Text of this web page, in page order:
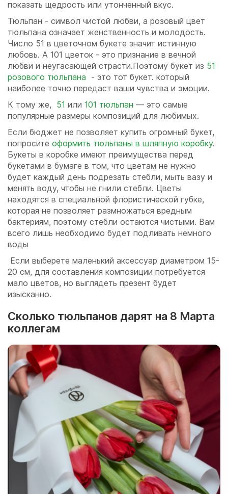
показать щедрость или утонченный вкус.
Тюльпан - символ чистой любви, а розовый цвет
тюльпана означает женственность и молодость.
Число 51 в цветочном букете значит истинную
любовь. А 101 цветок - это признание в вечной
любви и неугасающей страсти.Поэтому букет из 51
розового тюльпана - это тот букет. который
наиболее точно передаст ваши чувства и эмоции.
К тому же, 51 или 101 тюльпан — это самые
популярные размеры композиций для любимых.
Если бюджет не позволяет купить огромный букет,
попросите оформить тюльпаны в шляпную коробку.
Букеты в коробке имеют преимущества перед
букетами в бумаге в том, что цветам не нужно
будет каждый день подрезать стебли, мыть вазу и
менять воду, чтобы не гнили стебли. Цветы
находятся в специальной флористической губке,
которая не позволяет размножаться вредным
бактериям, поэтому стебли остаются чистыми. Вам
всего лишь необходимо будет подливать немного
воды
Если выберете маленький аксессуар диаметром 15-
20 см, для составления композиции потребуется
мало цветов, но выглядеть презент будет
изысканно.
Сколько тюльпанов дарят на 8 Марта
коллегам